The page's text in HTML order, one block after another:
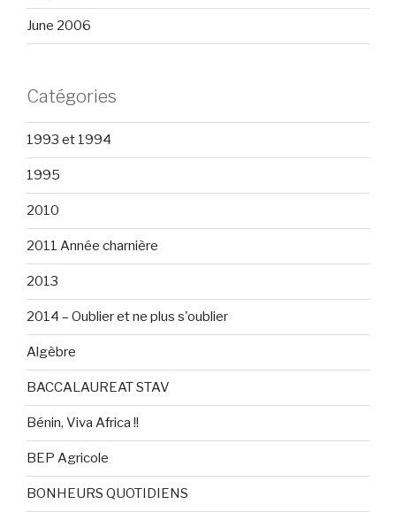
June 2006
Catégories
1993 et 1994
1995
2010
2011 Année charnière
2013
2014 – Oublier et ne plus s'oublier
Algèbre
BACCALAUREAT STAV
Bénin, Viva Africa !!
BEP Agricole
BONHEURS QUOTIDIENS